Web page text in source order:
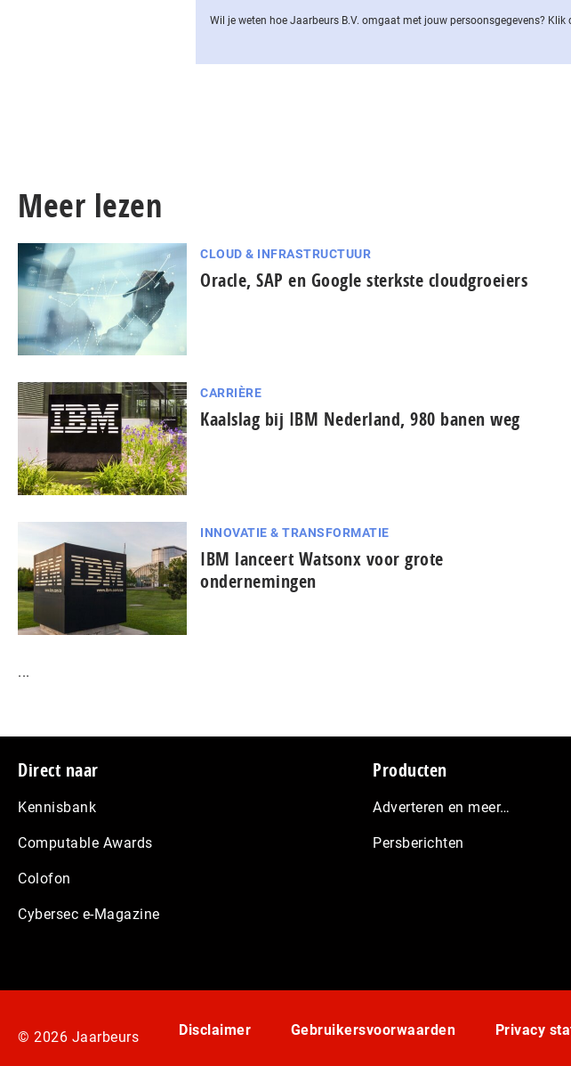
Wil je weten hoe Jaarbeurs B.V. omgaat met jouw per­soons­ge­ge­vens? Klik
Meer lezen
CLOUD & INFRASTRUCTUUR
Oracle, SAP en Google sterkste cloudgroeiers
CARRIÈRE
Kaalslag bij IBM Nederland, 980 banen weg
INNOVATIE & TRANSFORMATIE
IBM lanceert Watsonx voor grote
ondernemingen
...
Footer
Direct naar
Kennisbank
Computable Awards
Colofon
Cybersec e-Magazine
Producten
Adverteren en meer…
Persberichten
© 2026 Jaarbeurs Disclaimer Gebruikersvoorwaarden Privacy